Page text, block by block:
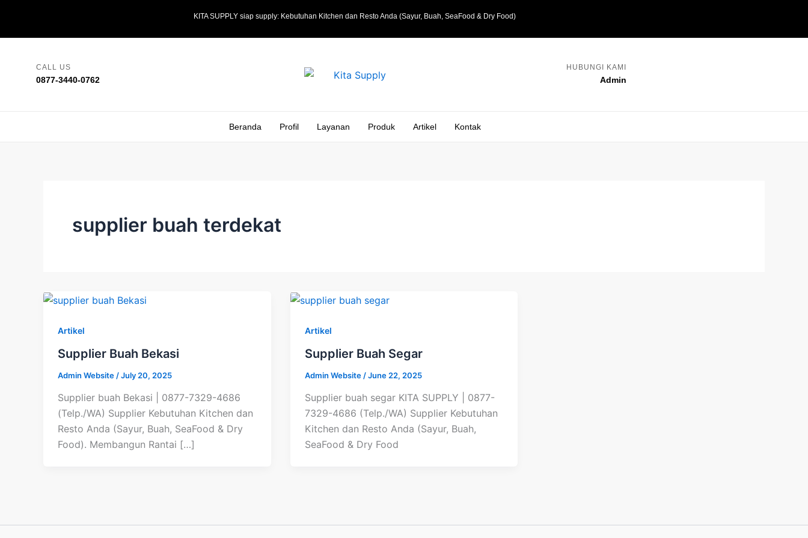
content
KITA SUPPLY siap supply: Kebutuhan Kitchen dan Resto Anda (Sayur, Buah, SeaFood & Dry Food)
CALL US
0877-3440-0762
HUBUNGI KAMI
Admin
Beranda Profil Layanan Produk Artikel Kontak
supplier buah terdekat
Artikel
Supplier Buah Bekasi
Admin Website /July 20, 2025
Supplier buah Bekasi | 0877-7329-4686
(Telp./WA) Supplier Kebutuhan Kitchen dan
Resto Anda (Sayur, Buah, SeaFood & Dry
Food). Membangun Rantai […]
Artikel
Supplier Buah Segar
Admin Website /June 22, 2025
Supplier buah segar KITA SUPPLY | 0877-
7329-4686 (Telp./WA) Supplier Kebutuhan
Kitchen dan Resto Anda (Sayur, Buah,
SeaFood & Dry Food